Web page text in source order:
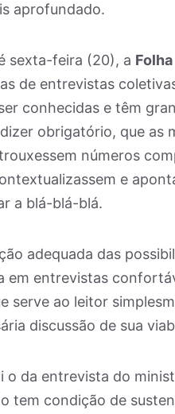
aprofundado.
sexta-feira (20), a Folha
de entrevistas
conhecidas e têm
obrigatório, que as
números
e
a blá-blá-blá.
adequada das
em entrevistas
serve ao leitor
discussão de sua
o da entrevista do
tem condição de